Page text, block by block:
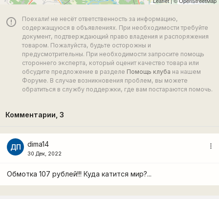
error_outline
Поехали! не несёт ответственность за информацию,
содержащуюся в объявлениях. При необходимости требуйте
документ, подтверждающий право владения и распоряжения
товаром. Пожалуйста, будьте осторожны и
предусмотрительны. При необходимости запросите помощь
стороннего эксперта, который оценит качество товара или
обсудите предложение в разделе Помощь клуба на нашем
Форуме. В случае возникновения проблем, вы можете
обратиться в службу поддержки, где вам постараются помочь.
Комментарии, 3
ДП dima14
30 Дек, 2022
more_vert
Обмотка 107 рублей!!! Куда катится мир?...